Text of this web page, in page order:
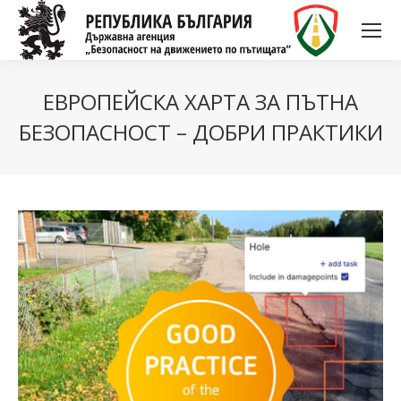
ЕВРОПЕЙСКА ХАРТА ЗА ПЪТНА
БЕЗОПАСНОСТ – ДОБРИ ПРАКТИКИ